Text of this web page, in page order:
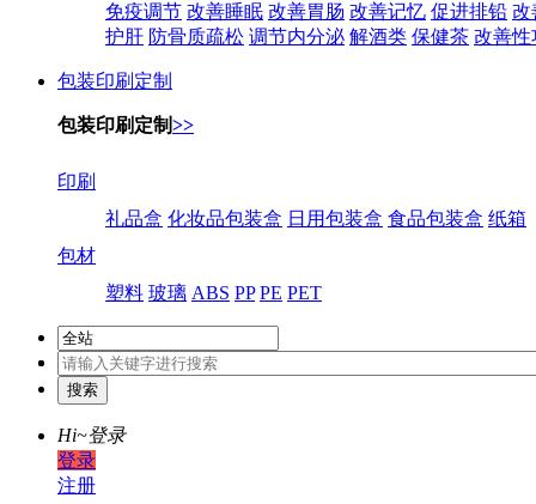
免疫调节 改善睡眠 改善胃肠 改善记忆 促进排铅 改
护肝 防骨质疏松 调节内分泌 解酒类 保健茶 改善性
包装印刷定制
包装印刷定制>>
印刷
礼品盒 化妆品包装盒 日用包装盒 食品包装盒 纸箱
包材
塑料 玻璃 ABS PP PE PET
Hi~登录
登录
注册